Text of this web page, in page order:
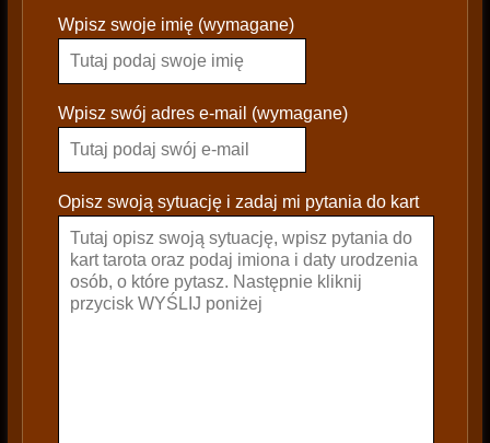
l
a
s
e
a
Wpisz swoje imię (wymagane)
Wpisz swój adres e-mail (wymagane)
Opisz swoją sytuację i zadaj mi pytania do kart